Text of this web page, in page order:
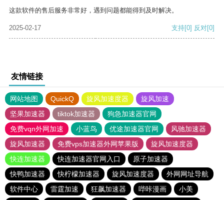
这款软件的售后服务非常好，遇到问题都能得到及时解决。
2025-02-17 支持[0] 反对[0]
友情链接
网站地图 QuickQ 旋风加速度器
旋风加速
坚果加速器
tiktok加速器
狗急加速器官网
免费vqn外网加速
小蓝鸟 优途加速器官网
风驰加速器
旋风加速器
免费vps加速器外网苹果版
旋风加速度器
快连加速器
快连加速器官网入口
原子加速器
快鸭加速器
快柠檬加速器 旋风加速度器
外网网址导航
软件中心
雷霆加速 狂飙加速器 哔咔漫画 小美